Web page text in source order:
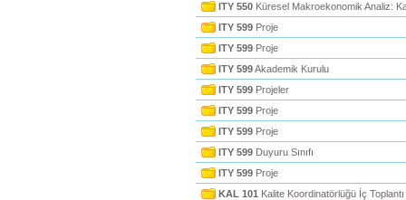
ITY 550 Küresel Makroekonomik Analiz:
ITY 599 Proje
ITY 599 Proje
ITY 599Akademik Kurulu
ITY 599 Projeler
ITY 599 Proje
ITY 599 Proje
ITY 599 Duyuru Sınıfı
ITY 599 Proje
KAL 101 Kalite Koordinatörlüğü İç Toplantı